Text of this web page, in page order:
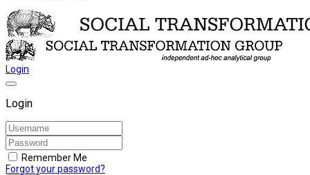
Login
Login
Remember Me
Forgot your password?